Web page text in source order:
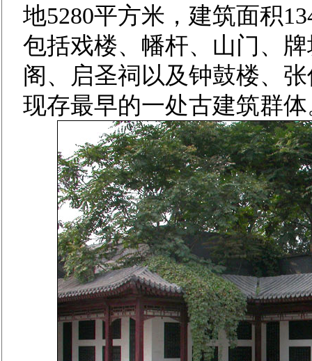
地5280平方米，建筑面积
包括戏楼、幡杆、山门、
阁、启圣祠以及钟鼓楼、
现存最早的一处古建筑群